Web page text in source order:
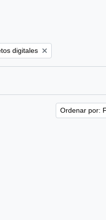
digitales
Ordenar por: